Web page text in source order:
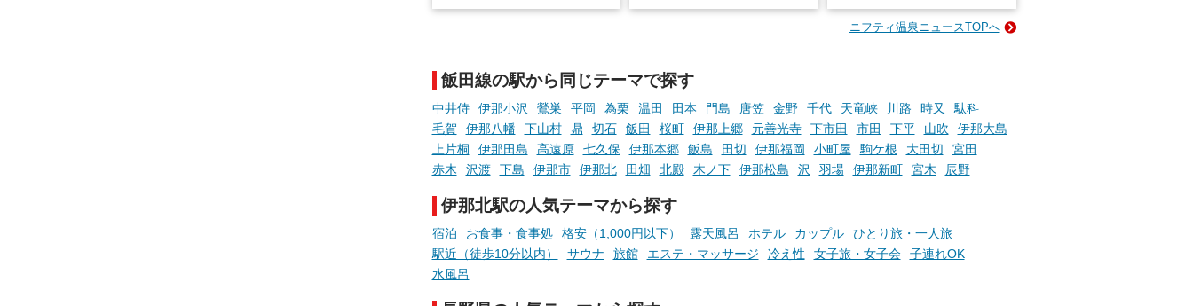
手相やタロットなど気軽に楽し
める占いで、“ととのう”おふろ
時間を、もっと特別に。
そんな「一人でぼんやり過ごす
でくることはありませんか？
お風呂でリラックスしているか
そんな心のつぶやきを、湯あが
りの温まった心のまま相談でき
ニフティ温泉ニュースTOPへ
飯田線の駅から同じテーマで探す
中井侍 伊那小沢 鶯巣 平岡 為栗 温田 田本 門島 唐笠 金野 千代 天竜峡 川路 時又
駄科
毛賀
伊那八幡 下山村 鼎 切石 飯田 桜町 伊那上郷 元善光寺 下市田 市田 下平 山吹
伊那大島
上片桐
伊那田島 高遠原 七久保 伊那本郷 飯島 田切 伊那福岡 小町屋 駒ケ根 大田切
宮田
赤木
沢渡 下島 伊那市 伊那北 田畑 北殿 木ノ下 伊那松島 沢 羽場 伊那新町 宮木 辰野
伊那北駅の人気テーマから探す
宿泊 お食事・食事処 格安（1,000円以下） 露天風呂 ホテル カップル
ひとり旅・一人旅
駅近（徒歩10分以内）
サウナ 旅館 エステ・マッサージ 冷え性 女子旅・女子会
子連れOK
水風呂